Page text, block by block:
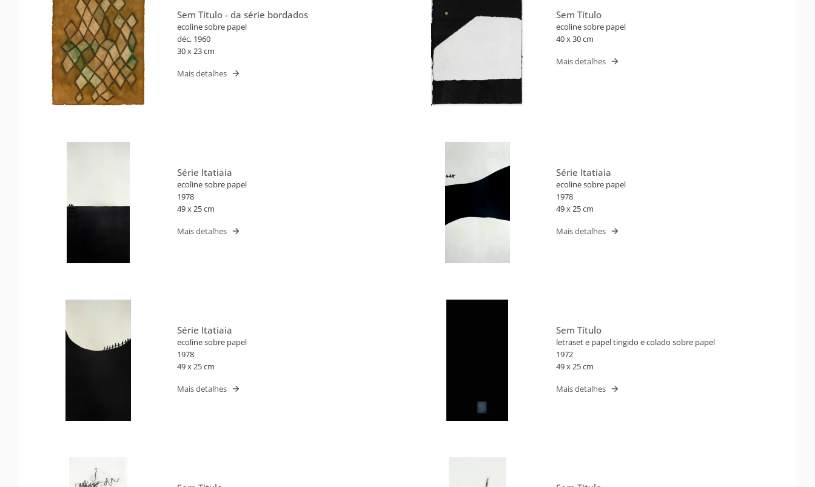
Sem Título - da série bordados
ecoline sobre papel
déc. 1960
30 x 23 cm
Mais detalhes
Sem Título
ecoline sobre papel
40 x 30 cm
Mais detalhes
Série Itatiaia
ecoline sobre papel
1978
49 x 25 cm
Mais detalhes
Série Itatiaia
ecoline sobre papel
1978
49 x 25 cm
Mais detalhes
Série Itatiaia
ecoline sobre papel
1978
49 x 25 cm
Mais detalhes
Sem Título
letraset e papel tingido e colado sobre papel
1972
49 x 25 cm
Mais detalhes